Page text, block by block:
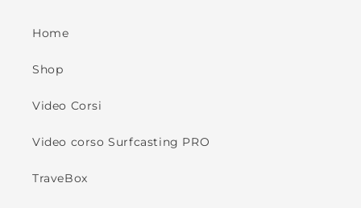
Home
Shop
Video Corsi
Video corso Surfcasting PRO
TraveBox